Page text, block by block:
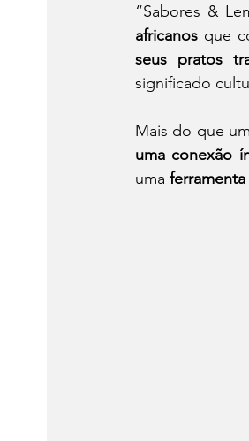
“Sabores &
africanos que
seus pratos
significado
Mais do que
uma conexão
uma